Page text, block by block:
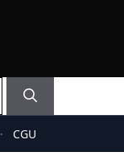
· CGU